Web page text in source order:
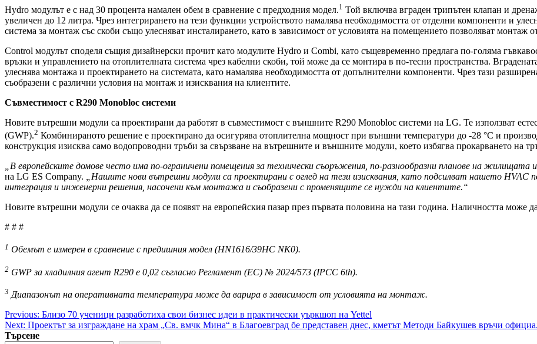
Hydro модулът е с над 30 процента намален обем в сравнение с предходния модел.1 Той включва вграден трипътен клапан и
увеличен до 12 литра. Чрез интегрирането на тези функции устройството намалява необходимостта от отделни компоненти и
система за монтаж със скоби също улесняват инсталирането, като в зависимост от условията на помещението позволяват монтаж
Control модулът споделя същия дизайнерски прочит като модулите Hydro и Combi, като същевременно предлага по-голяма
връзки и управлението на отоплителната система чрез кабелни скоби, той може да се монтира в по-тесни пространства.
улеснява монтажа и проектирането на системата, като намалява необходимостта от допълнителни компоненти. Чрез тази
съобразени с различни условия на монтаж и изисквания на клиентите.
Съвместимост с R290 Monobloc системи
Новите вътрешни модули са проектирани да работят в съвместимост с външните R290 Monobloc системи на LG. Те използват
(GWP).2 Комбинираното решение е проектирано да осигурява отоплителна мощност при външни температури до -28 °C и
конструкция изисква само водопроводни тръби за свързване на вътрешните и външните модули, което избягва прокарването на
„В европейските домове често има по-ограничени помещения за технически съоръжения, по-разнообразни планове на жилищата
на LG ES Company. „Нашите нови вътрешнимодули са проектирани с оглед на тези изисквания, като подсилват нашето
интеграция и инженерни решения, насочени към монтажа и съобразени с променящите се нужди на клиентите.“
Новите вътрешни модули се очаква да се появят на европейския пазар през първата половина на тази година. Наличността може
# # #
1 Обемът е измерен в сравнение с предишния модел (HN1616/39HC NK0).
2 GWP за хладилния агент R290 е 0,02 съгласно Регламент (ЕС) № 2024/573 (IPCC 6th).
3 Диапазонът на оперативната температура може да варира в зависимост от условията на монтаж.
Post
navigation
Previous: Близо 70 ученици разработиха свои бизнес идеи в практически уъркшоп на Yettel
Next: Проектът за изграждане на храм „Св. вмчк Мина“ в Благоевград бе представен днес, кметът Методи Байкушев връчи
Търсене